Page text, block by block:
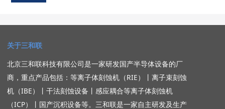
关于三和联
北京三和联科技有限公司是一家研发国产半导体设备的厂
商，重点产品包括： 等离子体刻蚀机（RIE） 丨 离子束刻蚀
机（IBE）
丨 干法刻蚀设备 丨 感应耦合等离子体刻蚀机
（ICP）
丨 国产沉积设备等。三和联是一家自主研发及生产